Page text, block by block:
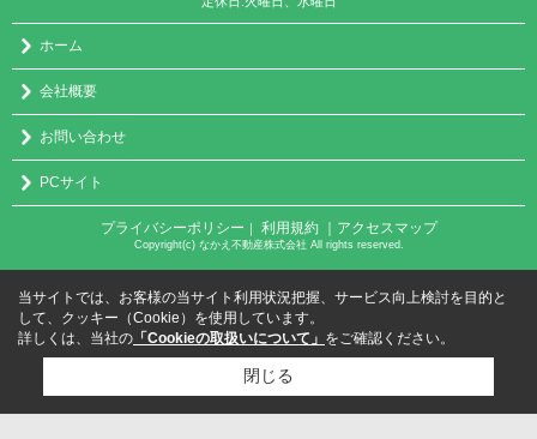
ホーム
会社概要
お問い合わせ
PCサイト
プライバシーポリシー ｜ 利用規約 ｜アクセスマップ
Copyright(c) なかえ不動産株式会社 All rights reserved.
当サイトでは、お客様の当サイト利用状況把握、サービス向上検討を目的と
して、クッキー（Cookie）を使用しています。
詳しくは、当社の 「Cookieの取扱いについて」 をご確認ください。
閉じる